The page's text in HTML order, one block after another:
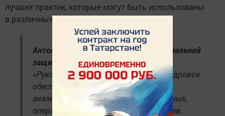
лучших практик, которые могут быть использованы
в различных регионах страны.
Антон Котяков, Министр труда и социальной
защиты Российской Федерации:
«Руководителям, ответственным за кадровое
обеспечение экономики, необходимо
анализировать большие массивы данных,
оперативно видеть изменения ситуации,